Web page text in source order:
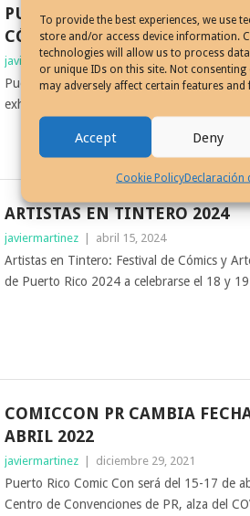
To provide the best experiences, we use
store and/or access device information.
technologies will allow us to process
or unique IDs on this site. Not
may adversely affect certain features and
Accept Deny
Cookie PolicyDeclaración
PUERTORRIQUEÑOS EN EL
CÓMIC
javiermartinez | mayo 17, 2025
Puertorriqueños en el Mundo del Cómic
exhibición virtual creada por Manuel
ARTISTAS EN TINTERO 2024
javiermartinez | abril 15, 2024
Artistas en Tintero: Festival de Cómics y
de Puerto Rico 2024 a celebrarse el 18 y
COMICCON PR CAMBIA
ABRIL 2022
javiermartinez | diciembre 29, 2021
Puerto Rico Comic Con será del 15-17 de
Centro de Convenciones de PR, alza del